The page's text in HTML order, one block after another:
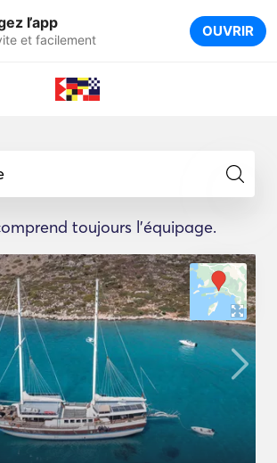
l’app
et facilement OUVRIR
toujours l'équipage.